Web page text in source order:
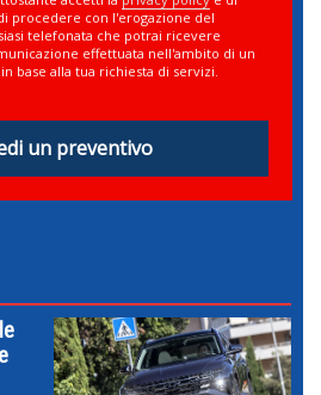
procedere con l'erogazione del
telefonata che potrai ricevere
effettuata nell'ambito di un
base alla tua richiesta di servizi.
un preventivo